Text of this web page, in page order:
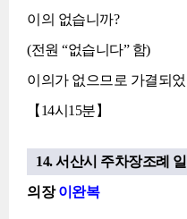
이의 없습니까?
(전원 “없습니다” 함)
이의가 없으므로 가결되
【14시15분】
14. 서산시 주차장조례
의장이완복